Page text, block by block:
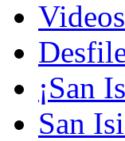
¡San
San